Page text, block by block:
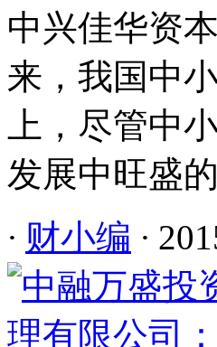
中兴佳华资
来，我国中
上，尽管中
发展中旺盛
· 财小编 ·